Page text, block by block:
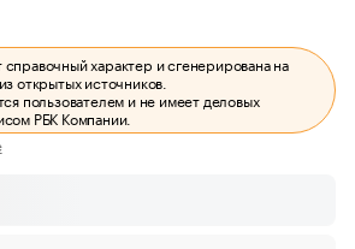
характер и сгенерирована на
открытых источников.
пользователем и не имеет деловых
РБК Компании.